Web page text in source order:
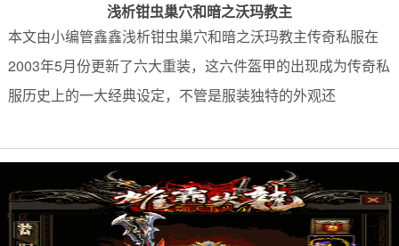
浅析钳虫巢穴和暗之沃玛教主
本文由小编管鑫鑫浅析钳虫巢穴和暗之沃玛教主传奇私服在
2003年5月份更新了六大重装，这六件盔甲的出现成为传奇私
服历史上的一大经典设定，不管是服装独特的外观还